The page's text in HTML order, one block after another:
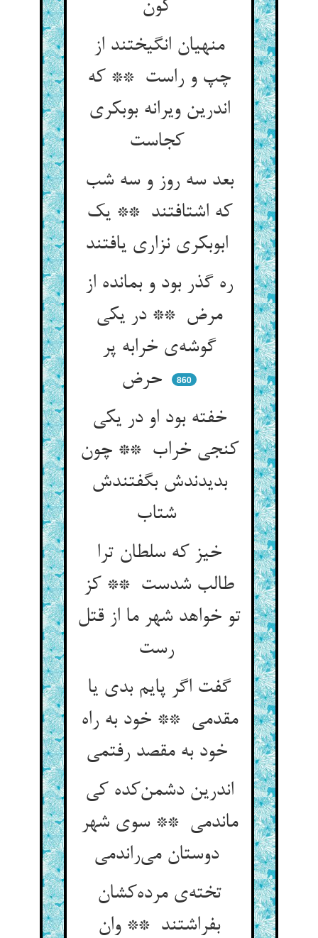
منهیان انگیختند از
چپ و راست ** که
اندرین ویرانه بوبکری
کجاست
بعد سه روز و سه شب
که اشتافتند ** یک
ابوبکری نزاری یافتند
ره گذر بود و بمانده از
مرض ** در یکی
گوشه‌ی خرابه پر
860
خفته بود او در یکی
کنجی خراب ** چون
بدیدندش بگفتندش
شتاب
خیز که سلطان ترا
طالب شدست ** کز
تو خواهد شهر ما از قتل
گفت اگر پایم بدی یا
مقدمی ** خود به راه
خود به مقصد رفتمی
اندرین دشمن‌کده کی
ماندمی ** سوی شهر
دوستان می‌راندمی
تخته‌ی مرده‌کشان
بفراشتند ** وان